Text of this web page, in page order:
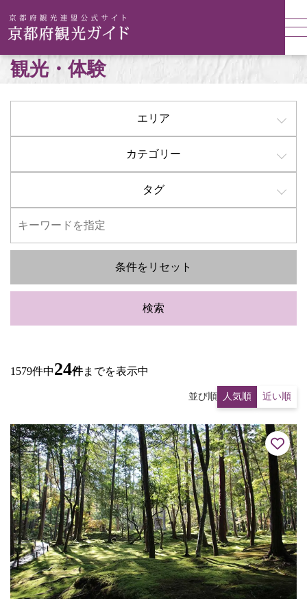
観光・体験
エリア
カテゴリー
タグ
条件をリセット
検索
1579件中24件までを表示中
並び順 人気順 近い順